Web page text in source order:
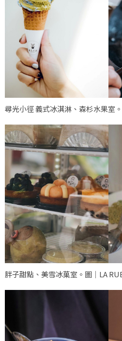
尋光小徑 義式冰淇淋、森杉水果室
胖子甜點、美雪冰菓室。圖｜LA